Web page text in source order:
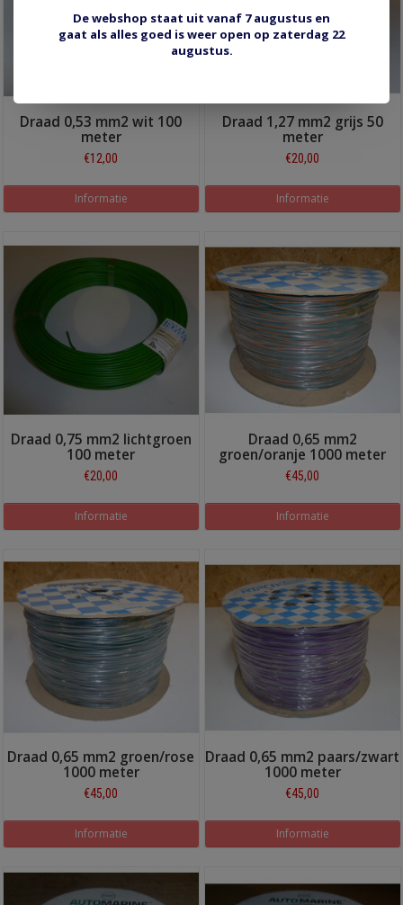
Draad 0,53 mm2 wit 100
meter
€12,00
Informatie
Draad 1,27 mm2 grijs 50
meter
€20,00
Informatie
Draad 0,75 mm2 lichtgroen
100 meter
€20,00
Informatie
Draad 0,65 mm2
groen/oranje 1000 meter
€45,00
Informatie
Draad 0,65 mm2 groen/rose
1000 meter
€45,00
Informatie
Draad 0,65 mm2 paars/zwart
1000 meter
€45,00
Informatie
De webshop staat uit vanaf 7 augustus en
gaat als alles goed is weer open op zaterdag 22
augustus.